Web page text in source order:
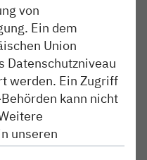
– Neumünster (RB
(RB 63), Itzehoe –
und Itzehoe/Wrist –
auf der die
der Deutschen Bahn
Zügen im Auftrag des
der Freien und
die NAH.SH
GmbH, im
von
Ein dem
Union
Datenschutzniveau
werden. Ein Zugriff
kann nicht
unseren